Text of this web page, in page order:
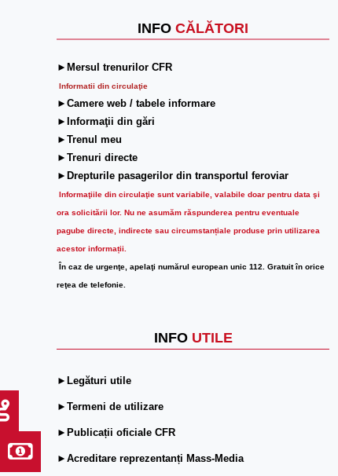
INFO CĂLĂTORI
►Mersul trenurilor CFR
Informatii din circulaţie
►Camere web / tabele informare
►Informaţii din gări
►Trenul meu
►Trenuri directe
►Drepturile pasagerilor din transportul feroviar
Informaţiile din circulaţie sunt variabile, valabile doar pentru data şi
ora solicitării lor. Nu ne asumăm răspunderea pentru eventuale
pagube directe, indirecte sau circumstanțiale produse prin utilizarea
acestor informații.
În caz de urgenţe, apelaţi numărul european unic 112. Gratuit în orice
reţea de telefonie.
INFO UTILE
►Legături utile
►Termeni de utilizare
►Publicații oficiale CFR
►Acreditare reprezentanți Mass-Media